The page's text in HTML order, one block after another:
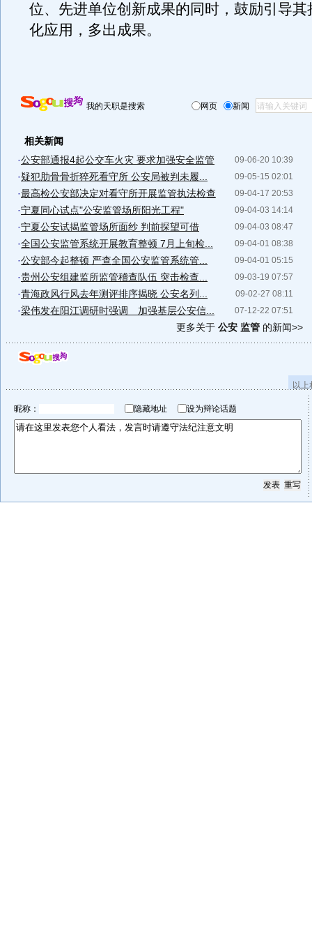
位、先进单位创新成果的同时，鼓励引导其
化应用，多出成果。
我的天职是搜索 网页 新闻
相关新闻
09-06-20 10:39
·公安部通报4起公交车火灾 要求加强安全监管
09-05-15 02:01
·疑犯肋骨骨折猝死看守所 公安局被判未履...
09-04-17 20:53
·最高检公安部决定对看守所开展监管执法检查
09-04-03 14:14
·宁夏同心试点"公安监管场所阳光工程"
09-04-03 08:47
·宁夏公安试揭监管场所面纱 判前探望可借
09-04-01 08:38
·全国公安监管系统开展教育整顿 7月上旬检...
09-04-01 05:15
·公安部今起整顿 严查全国公安监管系统管...
09-03-19 07:57
·贵州公安组建监所监管稽查队伍 突击检查...
09-02-27 08:11
·青海政风行风去年测评排序揭晓 公安名列...
07-12-22 07:51
·梁伟发在阳江调研时强调 加强基层公安信...
更多关于 公安 监管 的新闻>>
以
昵称： 隐藏地址 设为辩论话题